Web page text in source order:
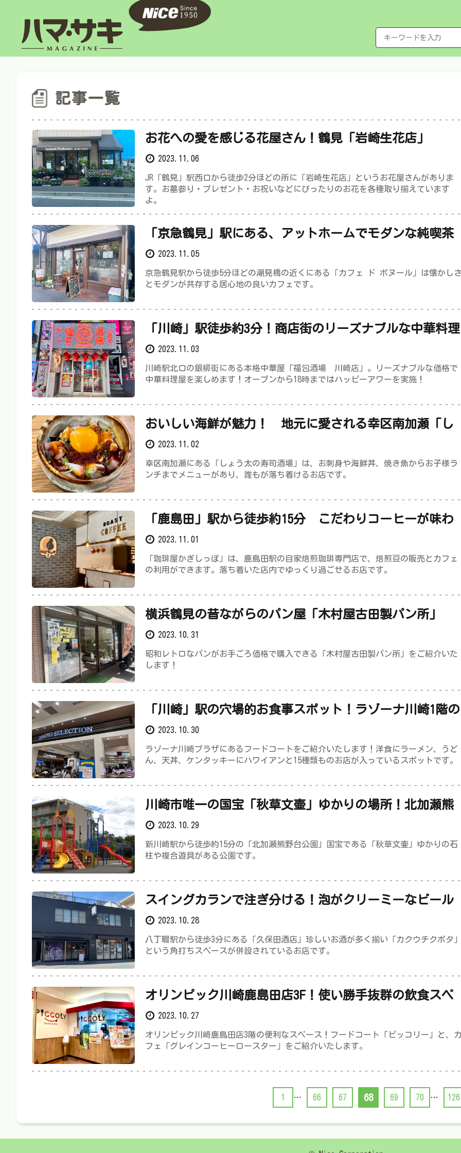
記事一覧
お花への愛を感じる花屋さん！鶴見「岩崎生花店」
2023.11.06
JR「鶴見」駅西口から徒歩2分ほどの所に「岩崎生花店」というお花屋さんがありま
す。お墓参り・プレゼント・お祝いなどにぴったりのお花を各種取り揃えています
よ。
「京急鶴見」駅にある、アットホームでモダンな純喫茶
「Cafe de Bonheur（カフェ ド ボヌール」
2023.11.05
京急鶴見駅から徒歩5分ほどの潮見橋の近くにある「カフェ ド ボヌール」は懐かし
とモダンが共存する居心地の良いカフェです。
「川崎」駅徒歩約3分！商店街のリーズナブルな中華料理
屋「福包酒場 川崎店」
2023.11.03
川崎駅北口の銀柳街にある本格中華屋「福包酒場 川崎店」。リーズナブルな価格で
中華料理屋を楽しめます！オープンから18時まではハッピーアワーを実施！
おいしい海鮮が魅力！ 地元に愛される幸区南加瀬「し
ょう太の寿司酒場」
2023.11.02
幸区南加瀬にある「しょう太の寿司酒場」は、お刺身や海鮮丼、焼き魚からお子様ラ
ンチまでメニューがあり、誰もが落ち着けるお店です。
「鹿島田」駅から徒歩約15分 こだわりコーヒーが味わ
える「かぎしっぽ」
2023.11.01
「珈琲屋かぎしっぽ」は、鹿島田駅の自家焙煎珈琲専門店で、焙煎豆の販売とカフェ
の利用ができます。落ち着いた店内でゆっくり過ごせるお店です。
横浜鶴見の昔ながらのパン屋「木村屋古田製パン所」
2023.10.31
昭和レトロなパンがお手ごろ価格で購入できる「木村屋古田製パン所」をご紹介いた
します！
「川崎」駅の穴場的お食事スポット！ラゾーナ川崎1階の
フードコート「ダイニングセレクション」
2023.10.30
ラゾーナ川崎プラザにあるフードコートをご紹介いたします！洋食にラーメン、うど
ん、天丼、ケンタッキーにハワイアンと15種類ものお店が入っているスポットです。
川崎市唯一の国宝「秋草文壷」ゆかりの場所！北加瀬熊
野台公園
2023.10.29
新川崎駅から徒歩約15分の「北加瀬熊野台公園」国宝である「秋草文壷」ゆかりの石
柱や複合遊具がある公園です。
スイングカランで注ぎ分ける！泡がクリーミーなビール
「八丁畷」駅の「久保田酒店」
2023.10.28
八丁畷駅から徒歩3分にある「久保田酒店」珍しいお酒が多く揃い「カクウチクボタ
という角打ちスペースが併設されているお店です。
オリンピック川崎鹿島田店3F！使い勝手抜群の飲食スペ
ース フードコート「PICCOLY」、カフェ「GRAIN COFFEE
ROASTER」
2023.10.27
オリンピック川崎鹿島田店3階の便利なスペース！フードコート「ピッコリー」と、
フェ「グレインコーヒーロースター」をご紹介いたします。
1 … 66 67 68 69 70 … 126